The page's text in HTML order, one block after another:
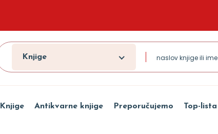
Knjige
Knjige Antikvarne knjige Preporučujemo Top-lista